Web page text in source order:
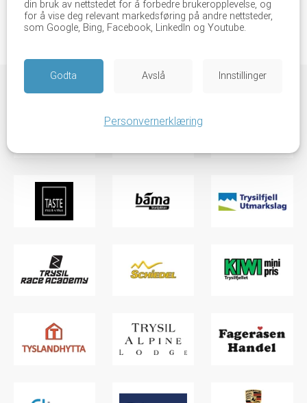
13 14 15 16 17 18
din bruk av nettstedet for å forbedre brukeropplevelse, og
for å vise deg relevant markedsføring på andre nettsteder,
som Google, Bing, Facebook, LinkedIn og Youtube.
Godta Avslå Innstillinger
Personvernerklæring